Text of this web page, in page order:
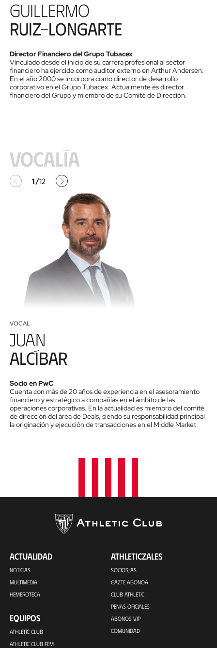
Guillermo
Ruiz-Longarte
Director Financiero del Grupo Tubacex
Vinculado desde el inicio de su carrera profesional al sector
financiero ha ejercido como auditor externo en Arthur Andersen.
En el año 2000 se incorpora como director de desarrollo
corporativo en el Grupo Tubacex. Actualmente es director
financiero del Grupo y miembro de su Comité de Dirección.
Vocalía
VOCAL
Juan
Alcíbar
Socio en PwC
Cuenta con más de 20 años de experiencia en el asesoramiento
financiero y estratégico a compañías en el ámbito de las
operaciones corporativas. En la actualidad es miembro del comité
de dirección del área de Deals, siendo su responsabilidad principal
la originación y ejecución de transacciones en el Middle Market.
Anterior1/12 Siguiente
ACTUALIDAD
NOTICIAS
MULTIMEDIA
HEMEROTECA
EQUIPOS
ATHLETIC CLUB
ATHLETIC CLUB FEM
ATHLETICZALES
SOCIOS/AS
GAZTE ABONOA
CLUB ATHLETIC
PEÑAS OFICIALES
ABONOS VIP
COMUNIDAD